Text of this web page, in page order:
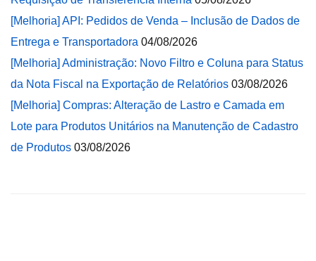
[Melhoria] API: Pedidos de Venda – Inclusão de Dados de
Entrega e Transportadora 04/08/2026
[Melhoria] Administração: Novo Filtro e Coluna para Status
da Nota Fiscal na Exportação de Relatórios 03/08/2026
[Melhoria] Compras: Alteração de Lastro e Camada em
Lote para Produtos Unitários na Manutenção de Cadastro
de Produtos 03/08/2026